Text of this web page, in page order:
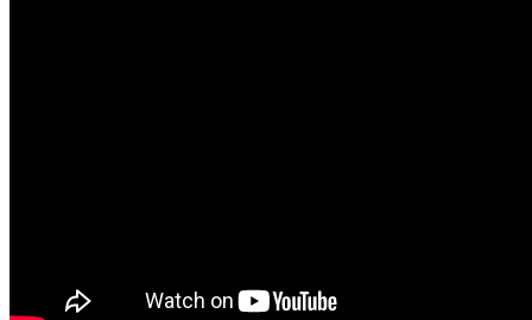
Share on Twitter
–Share on Facebook